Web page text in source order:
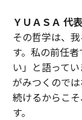
ＹＵＡＳＡ 代
その哲学は、
す。私の前任
い」と語って
がみつくので
続けるからこ
す。